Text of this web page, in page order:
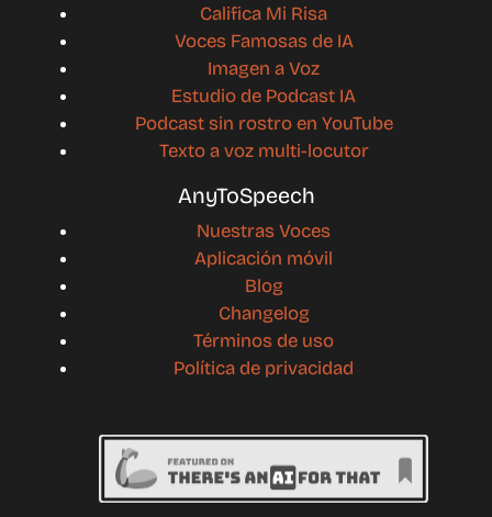
Califica Mi Risa
Voces Famosas de IA
Imagen a Voz
Estudio de Podcast IA
Podcast sin rostro en YouTube
Texto a voz multi-locutor
AnyToSpeech
Nuestras Voces
Aplicación móvil
Blog
Changelog
Términos de uso
Política de privacidad